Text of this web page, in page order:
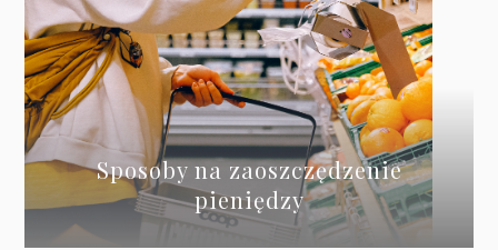
Sposoby na zaoszczędzenie
pieniędzy